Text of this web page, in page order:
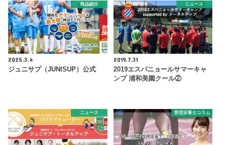
商品紹介
2025.3.4
ジュニサプ（JUNISUP）公式
ニュース
2019.7.31
2019エスパニョールサマーキャ
ンプ 浦和美園クール②
ニュース 管理栄養士コラム